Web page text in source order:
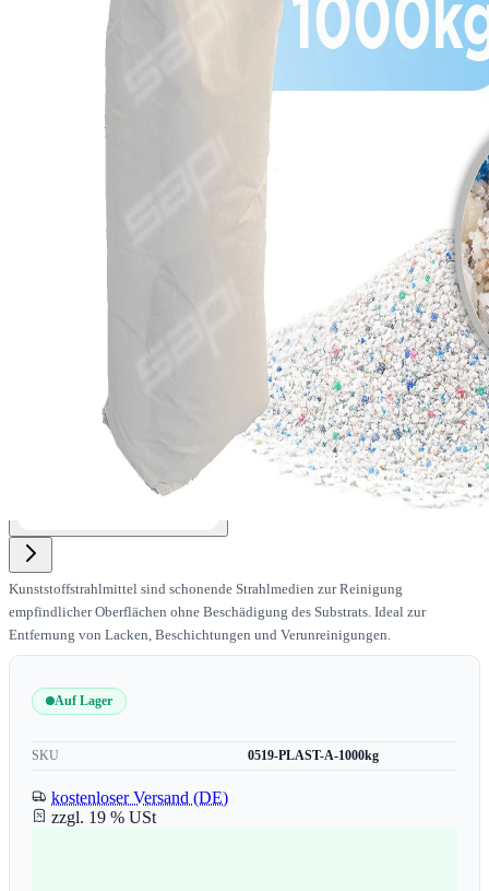
View larger image
Kunststoffstrahlmittel sind schonende Strahlmedien zur Reinigung
empfindlicher Oberflächen ohne Beschädigung des Substrats. Ideal zur
Entfernung von Lacken, Beschichtungen und Verunreinigungen.
Auf Lager
SKU 0519-PLAST-A-1000kg
kostenloser Versand (DE)
zzgl. 19 % USt